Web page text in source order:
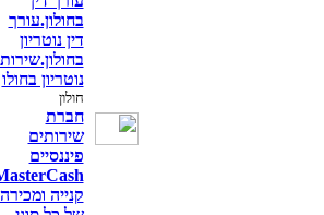
בחולון.עורך
דין נוטריון
נוטריון בחולו
חולון
חברת
שירותים
פיננסיים
קנייה ומכירה